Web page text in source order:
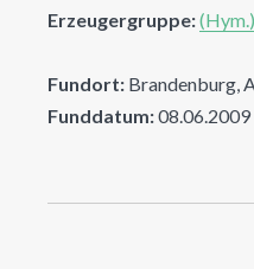
Erzeugergruppe:
Fundort: Brandenburg,
Funddatum:08.06.2009